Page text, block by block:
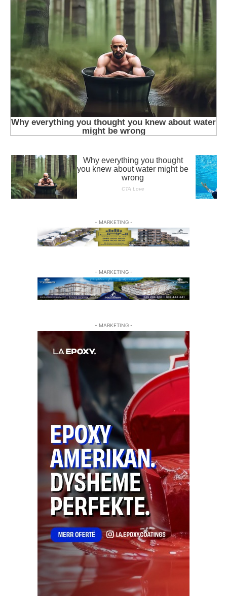
- MARKETING -
- MARKETING -
- MARKETING -